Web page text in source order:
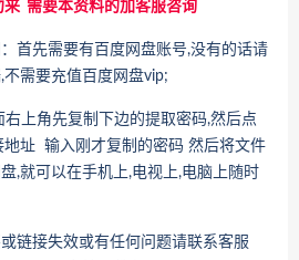
需要本资料的加客服咨询
首先需要有百度网盘账号,没有的话请
不需要充值百度网盘vip;
上角先复制下边的提取密码,然后点
地址 输入刚才复制的密码 然后将文件
,就可以在手机上,电视上,电脑上随时
链接失效或有任何问题请联系客服